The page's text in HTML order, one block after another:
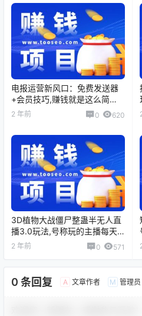
电报运营新风口：免费发送器
+会员技巧,赚钱就是这么简
单！
2 年前 0 620
3D植物大战僵尸整蛊半无人直
播3.0玩法,号称玩的主播每天
日入1000+
2 年前 0 571
0 条回复 A 文章作者 M 管理员